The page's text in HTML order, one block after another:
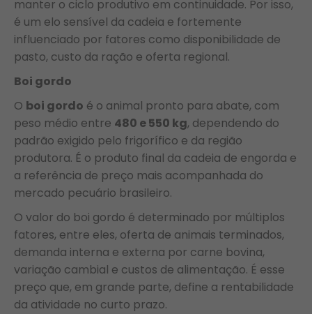
manter o ciclo produtivo em continuidade. Por isso,
é um elo sensível da cadeia e fortemente
influenciado por fatores como disponibilidade de
pasto, custo da ração e oferta regional.
Boi gordo
O boi gordo é o animal pronto para abate, com
peso médio entre 480 e 550 kg, dependendo do
padrão exigido pelo frigorífico e da região
produtora. É o produto final da cadeia de engorda e
a referência de preço mais acompanhada do
mercado pecuário brasileiro.
O valor do boi gordo é determinado por múltiplos
fatores, entre eles, oferta de animais terminados,
demanda interna e externa por carne bovina,
variação cambial e custos de alimentação. É esse
preço que, em grande parte, define a rentabilidade
da atividade no curto prazo.